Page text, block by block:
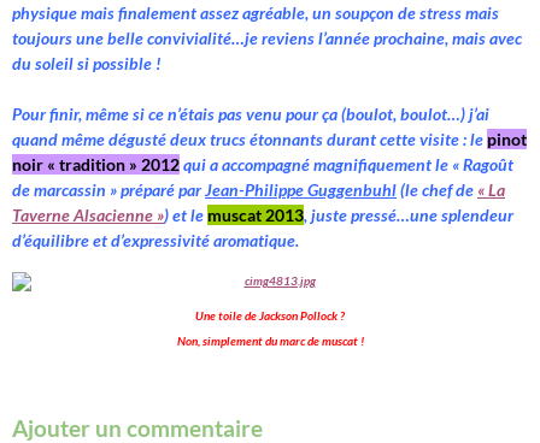
physique mais finalement assez agréable, un soupçon de stress mais
toujours une belle convivialité…je reviens l’année prochaine, mais avec
du soleil si possible !
Pour finir, même si ce n’étais pas venu pour ça (boulot, boulot…) j’ai
quand même dégusté deux trucs étonnants durant cette visite : le pinot
noir « tradition » 2012qui a accompagné magnifiquement le « Ragoût
de marcassin » préparé parJean-Philippe Guggenbuhl(le chef de « La
Taverne Alsacienne ») et le muscat 2013, juste pressé…une splendeur
d’équilibre et d’expressivité aromatique.
Une toile de Jackson Pollock ?
Non, simplement du marc de muscat !
Ajouter un commentaire